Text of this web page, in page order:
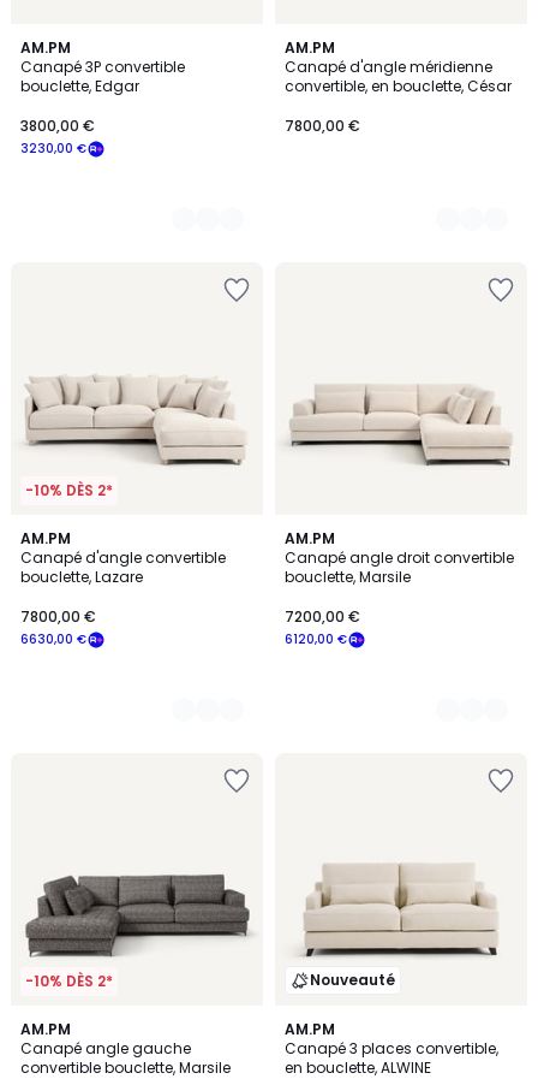
AM.PM
Canapé 3P convertible
bouclette, Edgar
3230,00 €
3800,00 €
2
Couleurs
AM.PM
Canapé d'angle méridienne
convertible, en bouclette, César
7800,00 €
3
Couleurs
-10% DÈS 2*
AM.PM
Canapé d'angle convertible
bouclette, Lazare
6630,00 €
7800,00 €
2
Couleurs
AM.PM
Canapé angle droit convertible
bouclette, Marsile
6120,00 €
7200,00 €
3
Couleurs
-10% DÈS 2*
AM.PM
Canapé angle gauche
convertible bouclette, Marsile
3
Couleurs
Nouveauté
AM.PM
Canapé 3 places convertible,
en bouclette, ALWINE
3
Couleurs